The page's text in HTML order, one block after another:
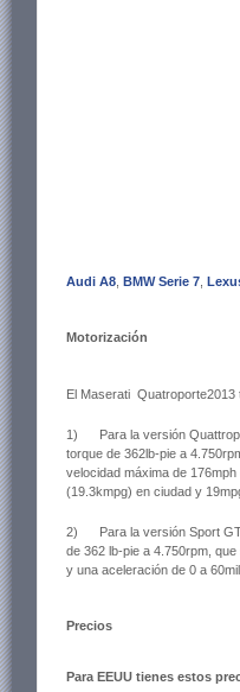
Audi A8 BMW Serie 7
Motorización
El Maserati Quatroporte2013
1) Para la versión
torque de 362lb-pie a
velocidad máxima de
(19.3kmpg) en ciudad y
2) Para la versión Sport GT
de 362 lb-pie a 4.750rpm,
y una aceleración de 0 a
Precios
Para EEUU tienes estos